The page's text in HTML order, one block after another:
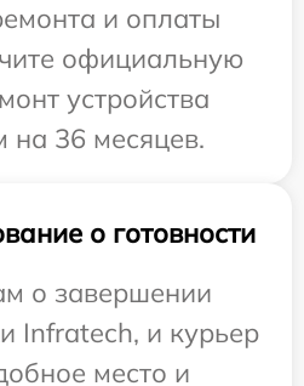
и оплаты
официальную
устройства
на 36 месяцев.
о готовности
о завершении
Infratech, и курьер
место и